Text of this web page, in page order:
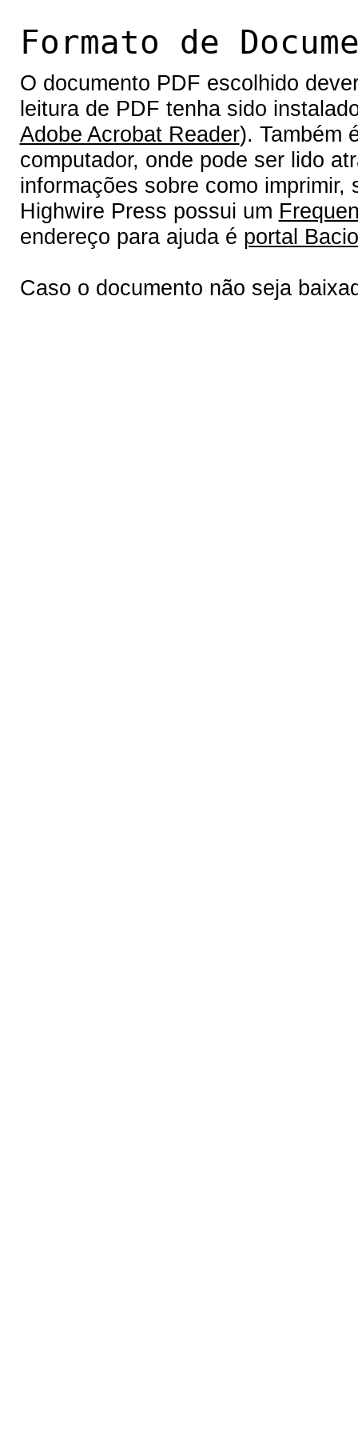
Formato de
O documento PDF escolhido
leitura de PDF tenha sido
Adobe Acrobat Reader). Também
computador, onde pode ser lido
informações sobre como
Highwire Press possui um
endereço para ajuda é portal
Caso o documento não seja